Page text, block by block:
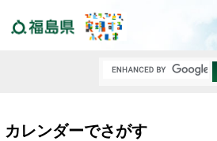
カレンダーでさがす